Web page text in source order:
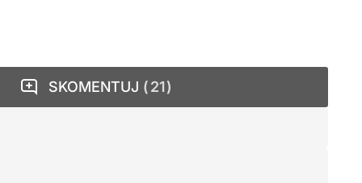
SKOMENTUJ 21